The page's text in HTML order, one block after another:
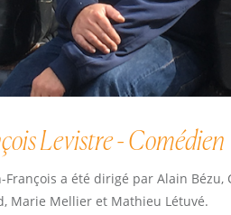
Levistre - Comédien
François a été dirigé par Alain
Marie Mellier et Mathieu Létuvé.